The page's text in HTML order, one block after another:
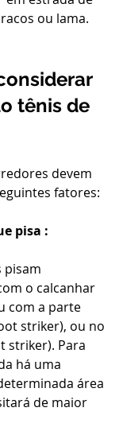
ou lama.
tênis de
devem
fatores:
pisa :
pisam
o calcanhar
com a parte
striker), ou no
striker). Para
há uma
área
de maior